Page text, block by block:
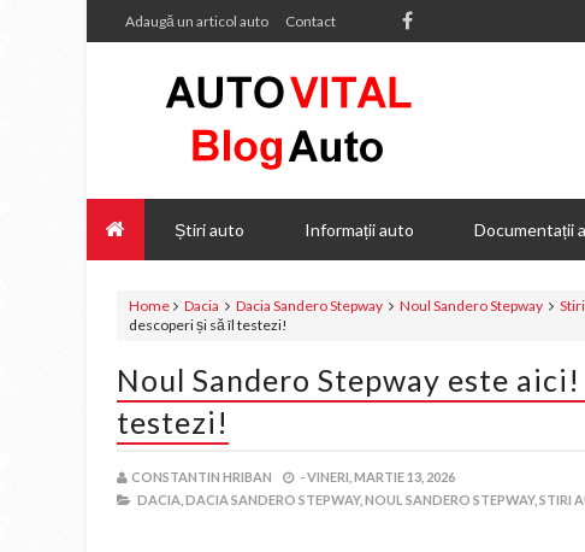
Adaugă un articol auto Contact
Știri auto Informații auto Documentații
Home Dacia Dacia Sandero Stepway Noul Sandero Stepway
descoperi și să îl testezi!
Noul Sandero Stepway este
testezi!
CONSTANTIN HRIBAN -VINERI, MARTIE 13, 2026
DACIA, DACIA SANDERO STEPWAY, NOUL SANDERO STEPWAY, STIRI